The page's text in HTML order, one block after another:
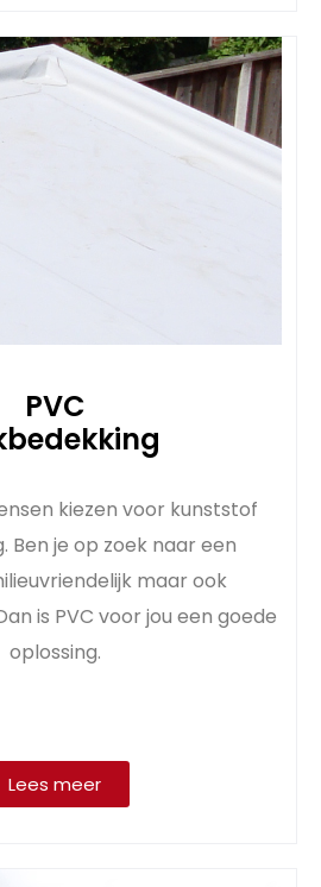
PVC
kiezen voor kunststof
Ben je op zoek naar een
maar ook
is PVC voor jou een goede
oplossing.
Lees meer